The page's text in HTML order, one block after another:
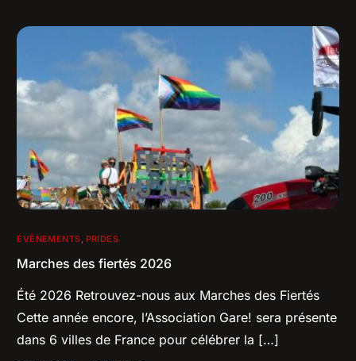
ÉVÈNEMENTS, PRIDES
Marches des fiertés 2026
Été 2026 Retrouvez-nous aux Marches des Fiertés
Cette année encore, l’Association Gare! sera présente
dans 6 villes de France pour célébrer la […]